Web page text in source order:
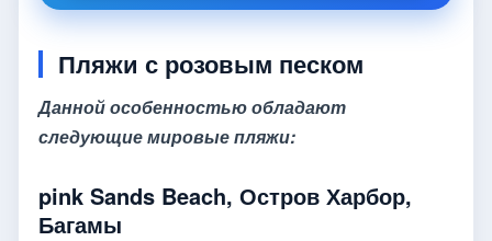
Пляжи с розовым песком
Данной особенностью обладают
следующие мировые пляжи:
pink Sands Beach, Остров Харбор,
Багамы